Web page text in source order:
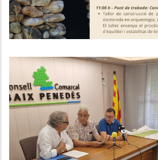
1a Trobada De La
De La Pedra Seca
Protegir Aquest